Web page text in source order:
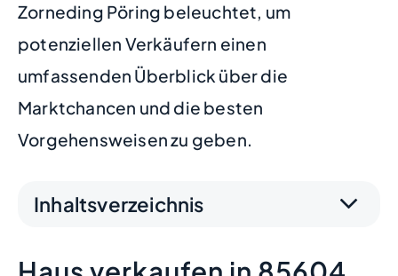
Zorneding Pöring beleuchtet, um
potenziellen Verkäufern einen
umfassenden Überblick über die
Marktchancen und die besten
Vorgehensweisen zu geben.
Inhaltsverzeichnis